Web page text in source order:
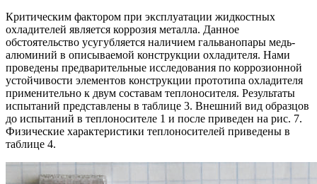
Критическим фактором при эксплуатации жидкостных
охладителей является коррозия металла. Данное
обстоятельство усугубляется наличием гальванопары медь-
алюминий в описываемой конструкции охладителя. Нами
проведены предварительные исследования по коррозионной
устойчивости элементов конструкции прототипа охладителя
применительно к двум составам теплоносителя. Результаты
испытаний представлены в таблице 3. Внешний вид образцов
до испытаний в теплоносителе 1 и после приведен на рис. 7.
Физические характеристики теплоносителей приведены в
таблице 4.